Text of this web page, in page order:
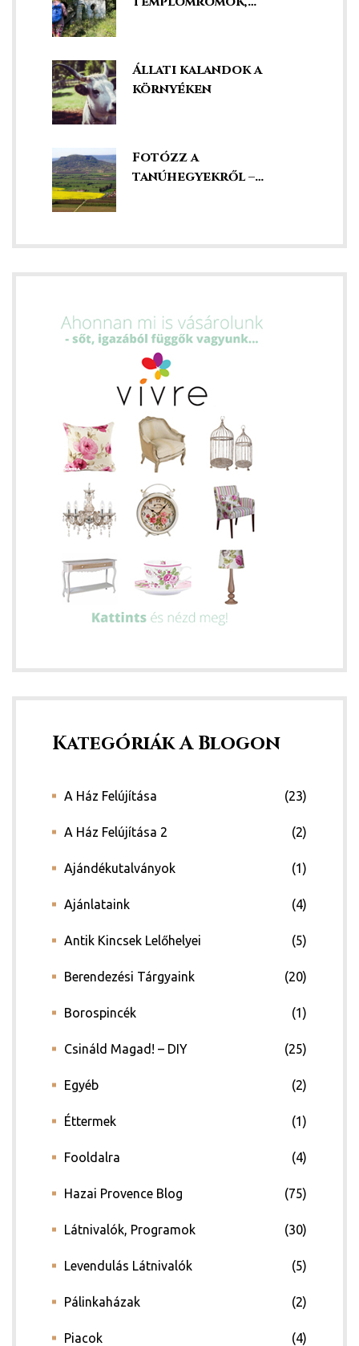
Állati kalandok a
környéken
Fotózz a
tanúhegyekről –
Kategóriák A Blogon
A Ház Felújítása (23)
A Ház Felújítása 2 (2)
Ajándékutalványok (1)
Ajánlataink (4)
Antik Kincsek Lelőhelyei (5)
Berendezési Tárgyaink (20)
Borospincék (1)
Csináld Magad! – DIY (25)
Egyéb (2)
Éttermek (1)
Fooldalra (4)
Hazai Provence Blog (75)
Látnivalók, Programok (30)
Levendulás Látnivalók (5)
Pálinkaházak (2)
Piacok (4)